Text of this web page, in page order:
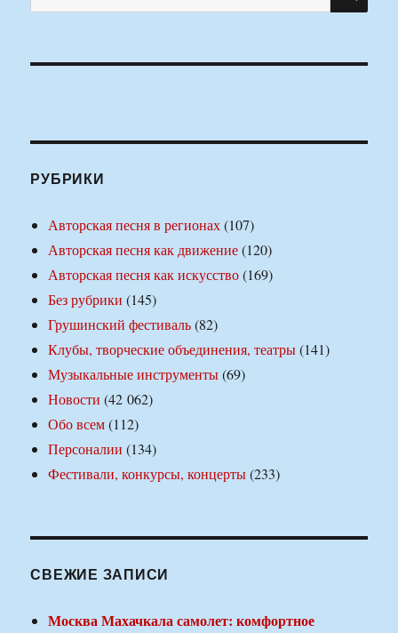
РУБРИКИ
Авторская песня в регионах(107)
Авторская песня как движение(120)
Авторская песня как искусство(169)
Без рубрики (145)
Грушинский фестиваль(82)
Клубы, творческие объединения, театры(141)
Музыкальные инструменты(69)
Новости (42 062)
Обо всем(112)
Персоналии (134)
Фестивали, конкурсы, концерты(233)
СВЕЖИЕ ЗАПИСИ
Москва Махачкала самолет: комфортное